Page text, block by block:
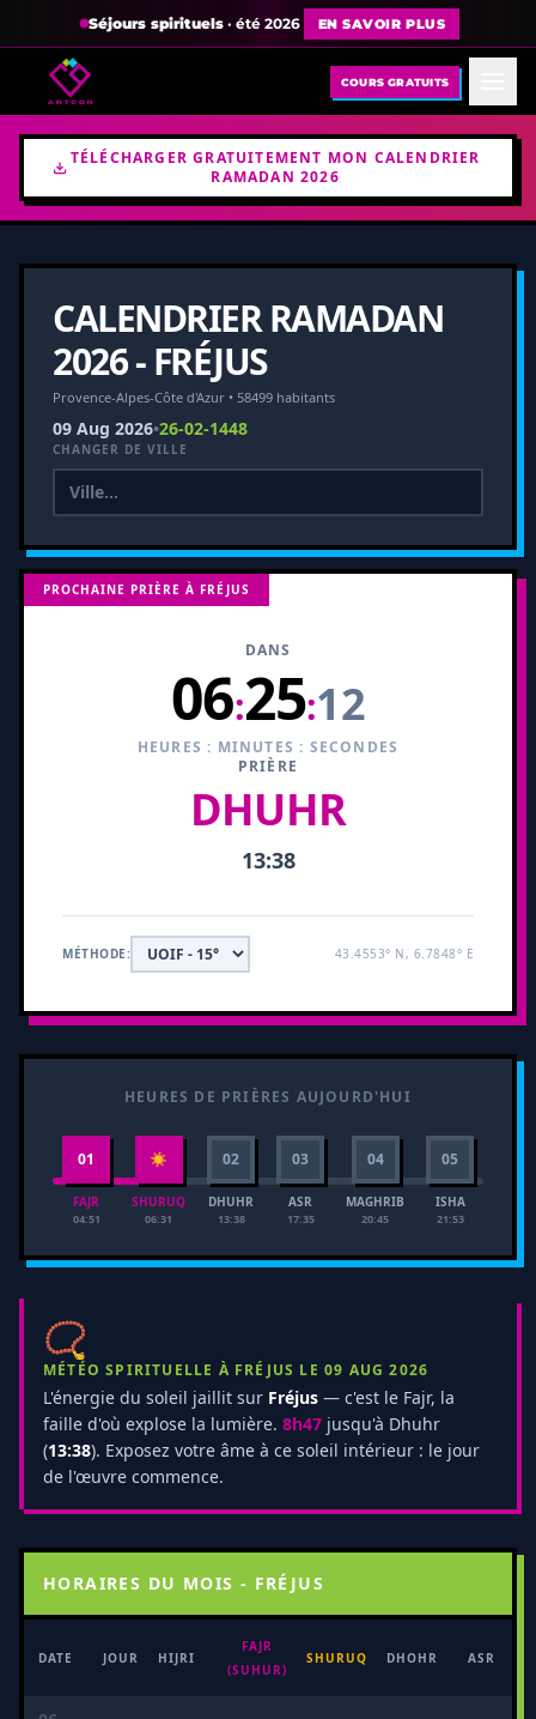
Séjours spirituels· été 2026 EN SAVOIR PLUS
COURS GRATUITS
TÉLÉCHARGER GRATUITEMENT MON CALENDRIER
RAMADAN 2026
CALENDRIER RAMADAN
2026 - FRÉJUS
Provence-Alpes-Côte d'Azur • 58499 habitants
09 Aug 2026•26-02-1448
CHANGER DE VILLE
PROCHAINE PRIÈRE À FRÉJUS
DANS
06:25:11
HEURES : MINUTES : SECONDES
PRIÈRE
DHUHR
13:38
MÉTHODE: 43.4553° N, 6.7848° E
HEURES DE PRIÈRES AUJOURD'HUI
01
FAJR
04:51
☀
SHURUQ
06:31
02
DHUHR
13:38
03
ASR
17:35
04
MAGHRIB
20:45
05
ISHA
21:53
📿
MÉTÉO SPIRITUELLE À FRÉJUS LE 09 AUG 2026
L'énergie du soleil jaillit sur Fréjus — c'est le Fajr, la
faille d'où explose la lumière. 8h47 jusqu'à Dhuhr
(13:38). Exposez votre âme à ce soleil intérieur : le jour
de l'œuvre commence.
HORAIRES DU MOIS - FRÉJUS
DATE JOUR HIJRI
FAJR
(SUHUR)
SHURUQ DHOHR ASR